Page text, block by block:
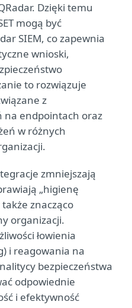
Dzięki temu
mogą być
SIEM, co zapewnia
wnioski,
to rozwiązuje
z
na endpointach oraz
w różnych
zmniejszają
„higienę
znacząco
organizacji.
łowienia
i reagowania na
bezpieczeństwa
odpowiednie
i efektywność